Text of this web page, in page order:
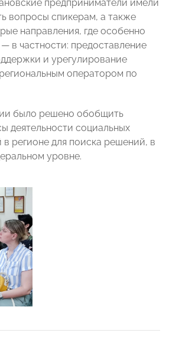
предприниматели имели
вопросы спикерам, а также
направления, где особенно
в частности: предоставление
и урегулирование
оператором по
было решено обобщить
деятельности социальных
регионе для поиска решений, в
уровне.